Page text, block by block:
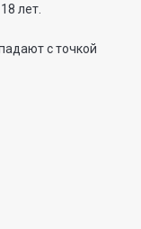
лет.
с точкой